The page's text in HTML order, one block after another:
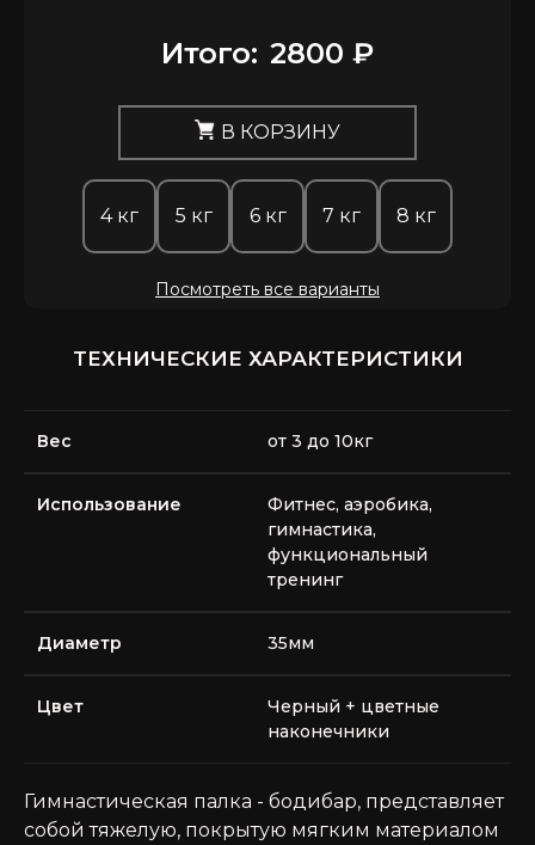
Итого: 2800 ₽
В КОРЗИНУ
4 кг 5 кг 6 кг 7 кг 8 кг
Посмотреть все варианты
ТЕХНИЧЕСКИЕ ХАРАКТЕРИСТИКИ
Вес от 3 до 10кг
Использование
Фитнес, аэробика,
гимнастика,
функциональный
тренинг
Диаметр 35мм
Цвет
Черный + цветные
наконечники
Гимнастическая палка - бодибар, представляет
собой тяжелую, покрытую мягким материалом